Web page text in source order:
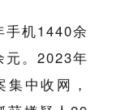
手机1440余
元。2023年
中收网，